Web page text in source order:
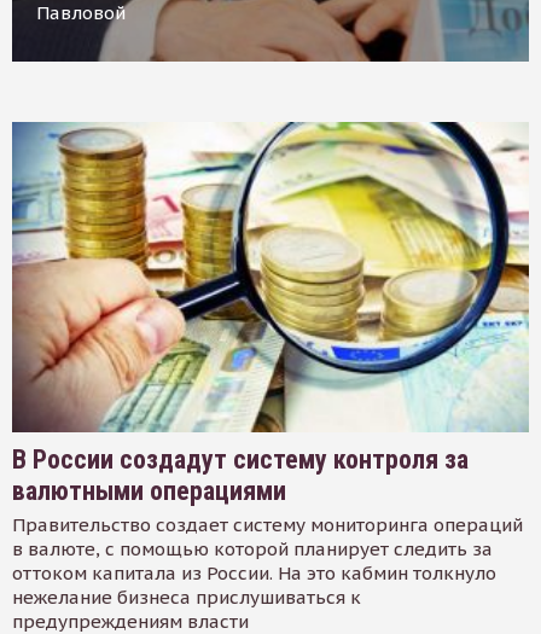
Павловой
В России создадут систему контроля за
валютными операциями
Правительство создает систему мониторинга операций
в валюте, с помощью которой планирует следить за
оттоком капитала из России. На это кабмин толкнуло
нежелание бизнеса прислушиваться к
предупреждениям власти